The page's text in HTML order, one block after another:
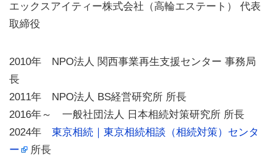
エックスアイティー株式会社（高輪エステート） 代表
取締役
2010年 NPO法人 関西事業再生支援センター 事務局
長
2011年 NPO法人 BS経営研究所 所長
2016年～ 一般社団法人 日本相続対策研究所 所長
2024年 東京相続｜東京相続相談（相続対策）センタ
ー
所長